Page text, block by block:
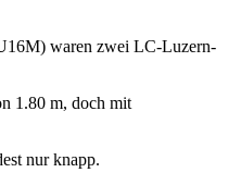
waren zwei LC-Luzern-
1.80 m, doch mit
nur knapp.